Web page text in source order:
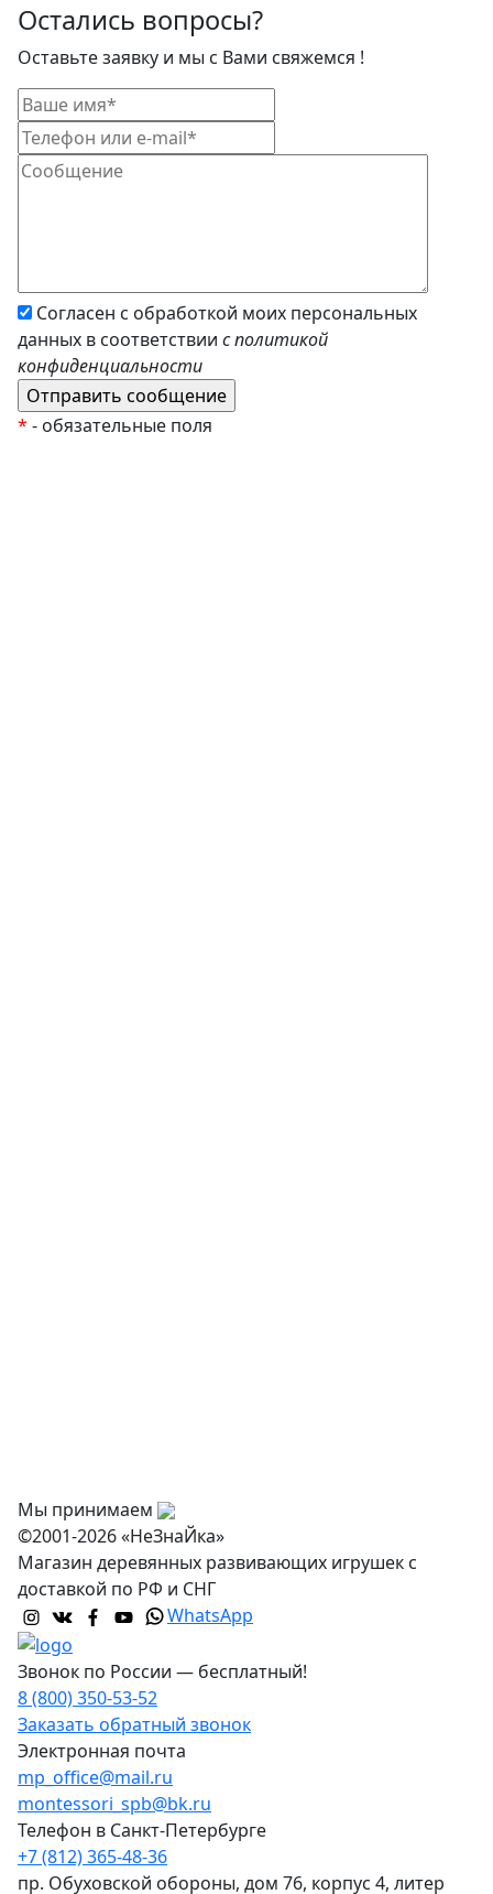
Остались вопросы?
Оставьте заявку и мы с Вами свяжемся !
Согласен с обработкой моих персональных
данных в соответствии с политикой
конфиденциальности
* - обязательные поля
Мы принимаем
©2001-2026 «НеЗнаЙка»
Магазин деревянных развивающих игрушек с
доставкой по РФ и СНГ
WhatsApp
Звонок по России — бесплатный!
8 (800) 350-53-52
Заказать обратный звонок
Электронная почта
mp_office@mail.ru
montessori_spb@bk.ru
Телефон в Санкт-Петербурге
+7 (812) 365-48-36
пр. Обуховской обороны, дом 76, корпус 4, литер